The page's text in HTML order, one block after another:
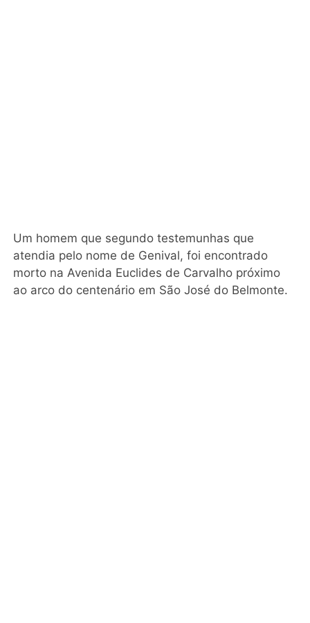
Um homem que segundo testemunhas que
atendia pelo nome de Genival, foi encontrado
morto na Avenida Euclides de Carvalho próximo
ao arco do centenário em São José do Belmonte.